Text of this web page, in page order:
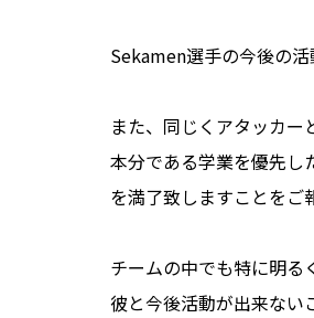
Sekamen選手の今後の
また、同じくアタッカ
本分である学業を優先し
を満了致しますことをご
チームの中でも特に明る
彼と今後活動が出来ない